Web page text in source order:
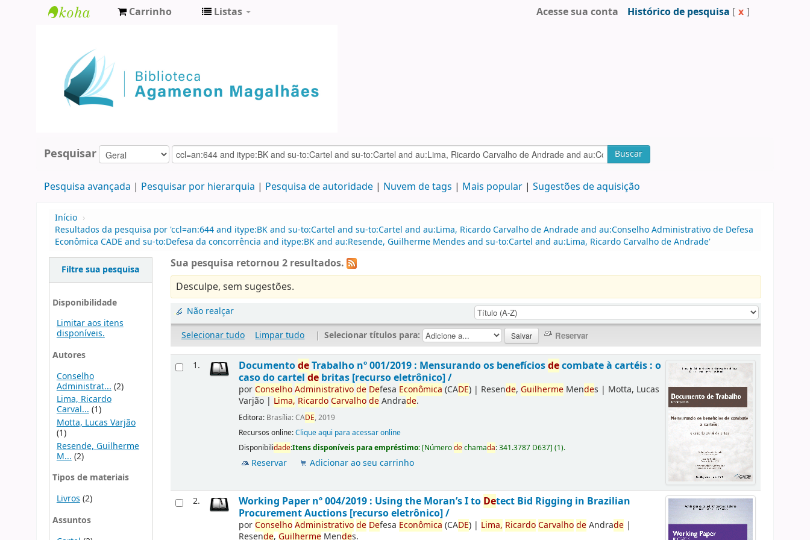
Agamenon
Magalhães
Carrinho Listas Acesse sua conta Histórico de pesquisa [ x ]
Pesquisar Buscar
Pesquisa avançada Pesquisar por hierarquia Pesquisa de autoridade Nuvem de tags Mais popular Sugestões de aquisição
Início ›
Resultados da pesquisa por 'ccl=an:644 and itype:BK and su-to:Cartel and su-to:Cartel and au:Lima, Ricardo Carvalho de Andrade and au:Conselho Administrativo de Defesa
Econômica CADE and su-to:Defesa da concorrência and itype:BK and au:Resende, Guilherme Mendes and su-to:Cartel and au:Lima, Ricardo Carvalho de Andrade'
Filtre sua pesquisa
Disponibilidade
Limitar aos itens
disponíveis.
Autores
Conselho
Administrat... (2)
Lima, Ricardo
Carval...(1)
Motta, Lucas Varjão
(1)
Resende, Guilherme
M... (2)
Tipos de materiais
Livros (2)
Assuntos
Sua pesquisa retornou 2 resultados.
Desculpe, sem sugestões.
Não realçar
Selecionar tudo
Limpar tudo | Selecionar títulos para:
1. DocumentodeTrabalho nº 001/2019 : Mensurando os benefíciosdecombate à cartéis : o
caso do cartelde britas [recurso eletrônico] /
porConselhoAdministrativode Defesa Econômica (CADE) | Resende,Guilherme Mendes | Motta, Lucas
Varjão | Lima, RicardoCarvalhodeAndrade.
Editora: Brasília: CADE, 2019
Recursos online:Clique aqui para acessar online
Disponibilidade:Itens disponíveis para empréstimo: [Númerodechamada:341.3787 D637](1).
Reservar Adicionar ao seu carrinho
2. Working Paper nº 004/2019 : Using the Moran’s I to Detect Bid Rigging in Brazilian
Procurement Auctions [recurso eletrônico] /
porConselhoAdministrativode Defesa Econômica (CADE) | Lima, RicardoCarvalhodeAndrade |
Resende,Guilherme Mendes.